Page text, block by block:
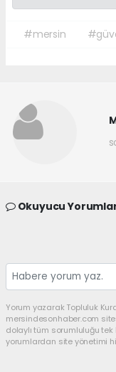
#mersin
Okuyucu
Yorum yazarak Topluluk
mersindesonhaber.com
dolaylı tüm sorumluluğu tek
yorumlardan site yönetimi